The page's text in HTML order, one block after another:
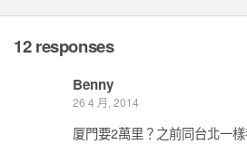
12 responses
Benny
26 4 月, 2014
厦門要2萬里？之前同台北一